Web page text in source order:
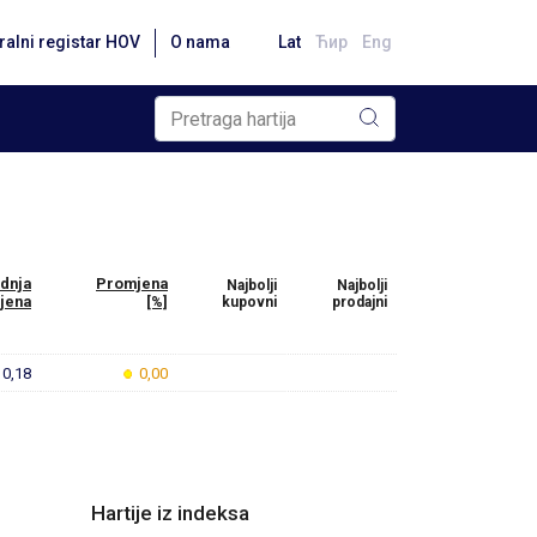
registar HOV O nama Lat Ћир Eng
Promjena
[%]
Najbolji
kupovni
Najbolji
prodajni
0,18 0,00
Hartije iz indeksa